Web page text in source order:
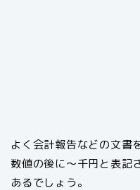
よく会計報告などの文書
数値の後に～千円と表記
あるでしょう。